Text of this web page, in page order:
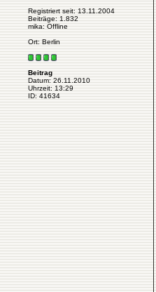
Registriert seit: 13.11.2004
Beiträge: 1.832
mika: Offline
Ort: Berlin
Beitrag
Datum: 26.11.2010
Uhrzeit: 13:29
ID: 41634